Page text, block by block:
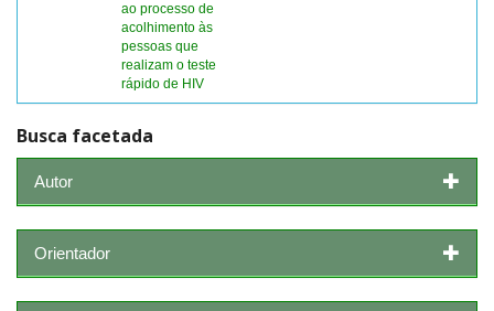
ao processo de
acolhimento às
pessoas que
realizam o teste
rápido de HIV
Busca facetada
Autor
Orientador